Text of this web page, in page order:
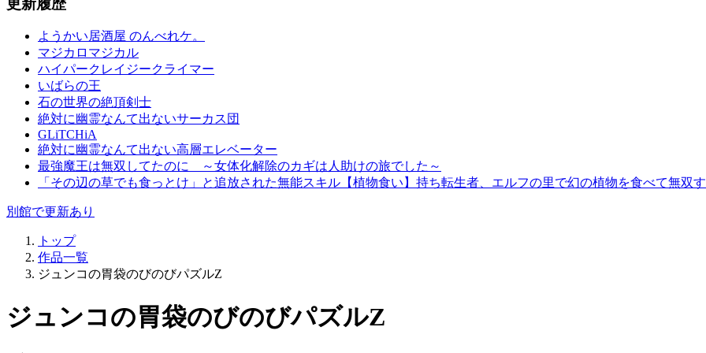
ようかい居酒屋 のんべれケ。
マジカロマジカル
ハイパークレイジークライマー
いばらの王
石の世界の絶頂剣士
絶対に幽霊なんて出ないサーカス団
GLiTCHiA
絶対に幽霊なんて出ない高層エレベーター
最強魔王は無双してたのに ～女体化解除のカギは人助けの旅でした～
「その辺の草でも食っとけ」と追放された無能スキル【植物食い】持ち転生者、エルフの里で幻の植物を食べて無双
別館で更新あり
トップ
作品一覧
ジュンコの胃袋のびのびパズルZ
ジュンコの胃袋のびのびパズルZ